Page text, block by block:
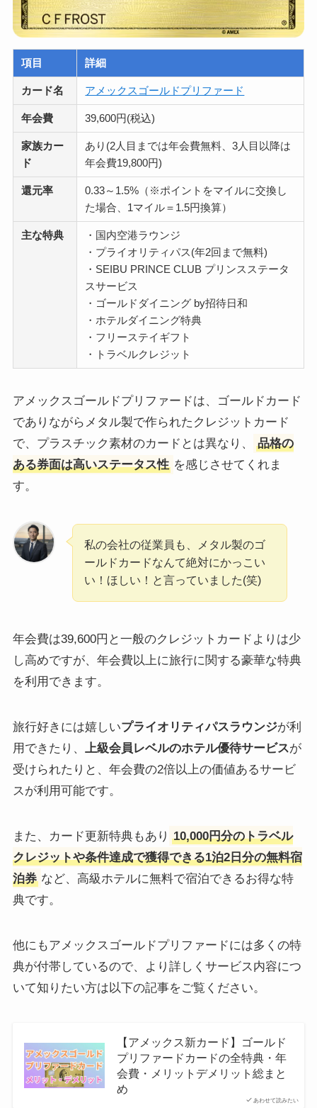
項目 詳細
カード名 アメックスゴールドプリファード
年会費 39,600円(税込)
家族カー
ド
あり(2人目までは年会費無料、3人目以降は
年会費19,800円)
還元率
0.33～1.5%（※ポイントをマイルに交換し
た場合、1マイル＝1.5円換算）
主な特典
・国内空港ラウンジ
・プライオリティパス(年2回まで無料)
・SEIBU PRINCE CLUB プリンスステータ
スサービス
・ゴールドダイニング by招待日和
・ホテルダイニング特典
・フリーステイギフト
・トラベルクレジット
アメックスゴールドプリファードは、ゴールドカード
でありながらメタル製で作られたクレジットカード
で、プラスチック素材のカードとは異なり、
品格の
ある券面は高いステータス性 を感じさせてくれま
す。
私の会社の従業員も、メタル製のゴ
ールドカードなんて絶対にかっこい
い！ほしい！と言っていました(笑)
年会費は39,600円と一般のクレジットカードよりは少
し高めですが、年会費以上に旅行に関する豪華な特典
を利用できます。
旅行好きには嬉しいプライオリティパスラウンジが利
用できたり、
上級会員レベルのホテル優待サービスが
受けられたりと、年会費の2倍以上の価値あるサービ
スが利用可能です。
また、カード更新特典もあり 10,000円分のトラベル
クレジットや条件達成で獲得できる1泊2日分の無料宿
泊券 など、高級ホテルに無料で宿泊できるお得な特
典です。
他にもアメックスゴールドプリファードには多くの特
典が付帯しているので、より詳しくサービス内容につ
いて知りたい方は以下の記事をご覧ください。
あわせて読みたい
【アメックス新カード】ゴールド
プリファードカードの全特典・年
会費・メリットデメリット総まと
め